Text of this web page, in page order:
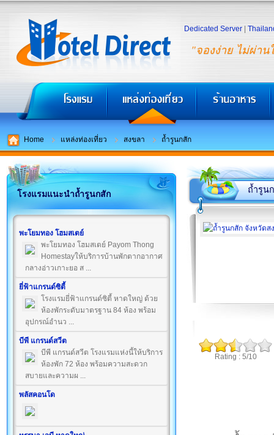
"จองง่าย ไม่ผ่าน
Dedicated Server
Home แหล่งท่องเที่ยว สงขลา ถ้ำรูนกสัก
โรงแรมแนะนำถ้ำรูนกสัก
พะโยมทอง โฮมสเตย์
พะโยมทอง โฮมสเตย์ Payom Thong
Homestayให้บริการบ้านพักตากอากาศ
กลางอ่าวเกาะยอ ส ...
ยี่ฟ้าแกรนด์ซิตี้
โรงแรมยี่ฟ้าแกรนด์ซิตี้ หาดใหญ่ ด้วย
ห้องพักระดับมาตรฐาน 84 ห้อง พร้อม
อุปกรณ์อำนว ...
บีพี แกรนด์สวีต
บีพี แกรนด์สวีต โรงแรมแห่งนี้ให้บริการ
ห้องพัก 72 ห้อง พร้อมความสะดวก
สบายและความผ ...
พลัสคอนโด
ถ้ำรูน
Rating : 5/10